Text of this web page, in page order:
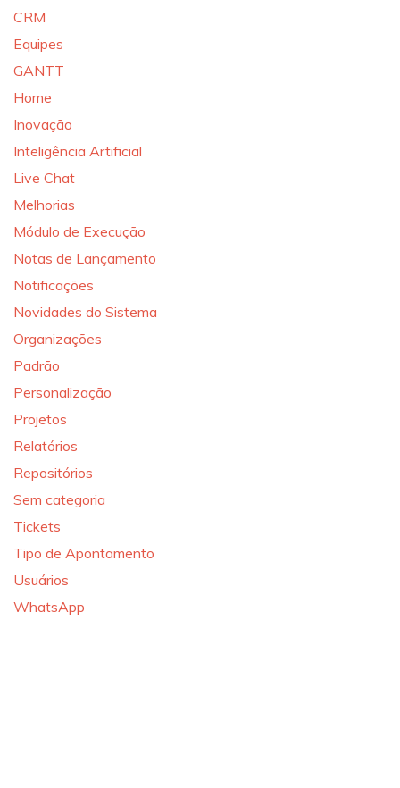
CRM
Equipes
GANTT
Home
Inovação
Inteligência Artificial
Live Chat
Melhorias
Módulo de Execução
Notas de Lançamento
Notificações
Novidades do Sistema
Organizações
Padrão
Personalização
Projetos
Relatórios
Repositórios
Sem categoria
Tickets
Tipo de Apontamento
Usuários
WhatsApp